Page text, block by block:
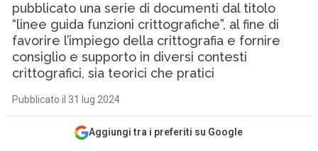
pubblicato una serie di documenti dal titolo
“linee guida funzioni crittografiche”, al fine di
favorire l’impiego della crittografia e fornire
consiglio e supporto in diversi contesti
crittografici, sia teorici che pratici
Pubblicato il 31 lug 2024
Aggiungi tra i preferiti su Google